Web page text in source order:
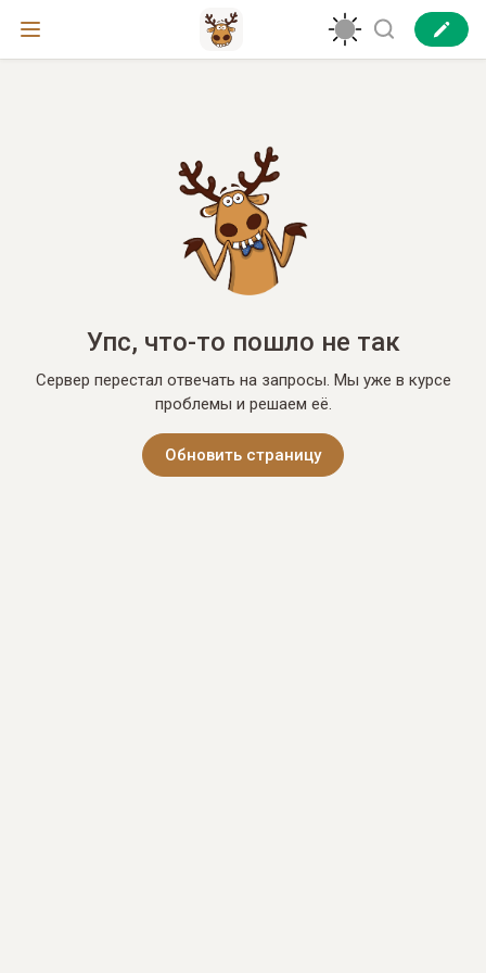
Упс, что-то пошло не так
Сервер перестал отвечать на запросы. Мы уже в курсе
проблемы и решаем её.
Обновить страницу